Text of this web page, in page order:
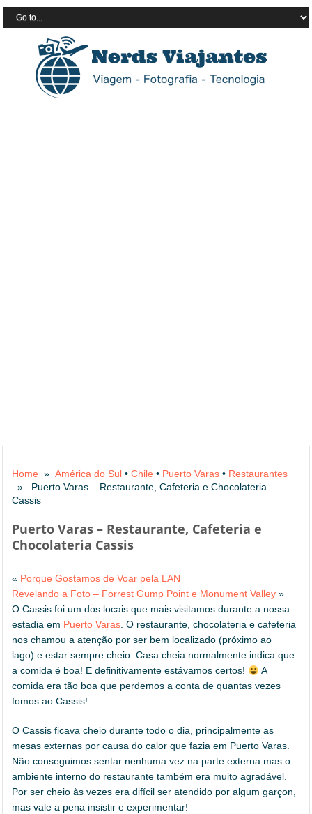
Home »América do Sul •Chile • Puerto Varas • Restaurantes
» Puerto Varas – Restaurante, Cafeteria e Chocolateria
Cassis
Puerto Varas – Restaurante, Cafeteria e
Chocolateria Cassis
« Porque Gostamos de Voar pela LAN
Revelando a Foto – Forrest Gump Point e Monument Valley »
O Cassis foi um dos locais que mais visitamos durante a nossa
estadia em Puerto Varas. O restaurante, chocolateria e cafeteria
nos chamou a atenção por ser bem localizado (próximo ao
lago) e estar sempre cheio. Casa cheia normalmente indica que
a comida é boa! E definitivamente estávamos certos!
A
comida era tão boa que perdemos a conta de quantas vezes
fomos ao Cassis!
O Cassis ficava cheio durante todo o dia, principalmente as
mesas externas por causa do calor que fazia em Puerto Varas.
Não conseguimos sentar nenhuma vez na parte externa mas o
ambiente interno do restaurante também era muito agradável.
Por ser cheio às vezes era difícil ser atendido por algum garçon,
mas vale a pena insistir e experimentar!